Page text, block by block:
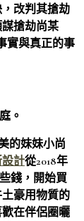
改判其搶劫
搶劫尚某
實與真正的事
。
的妹妹小尚
計從2018年
錢，開始買
豪用物質的
在伴侶圈曬